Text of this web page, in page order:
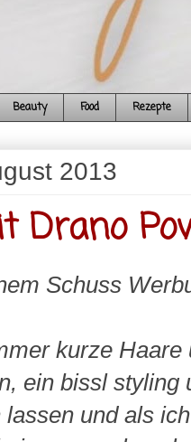
Beauty Food Rezepte
2013
Drano
Schuss
kurze
ein bissl
und als